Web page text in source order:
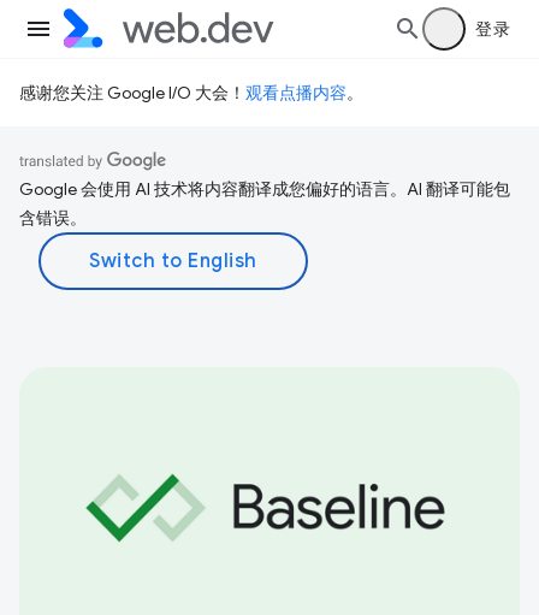
登录
感谢您关注 Google I/O 大会！ 观看点播内容。
Google 会使用 AI 技术将内容翻译成您偏好的语言。AI 翻译可能包
含错误。